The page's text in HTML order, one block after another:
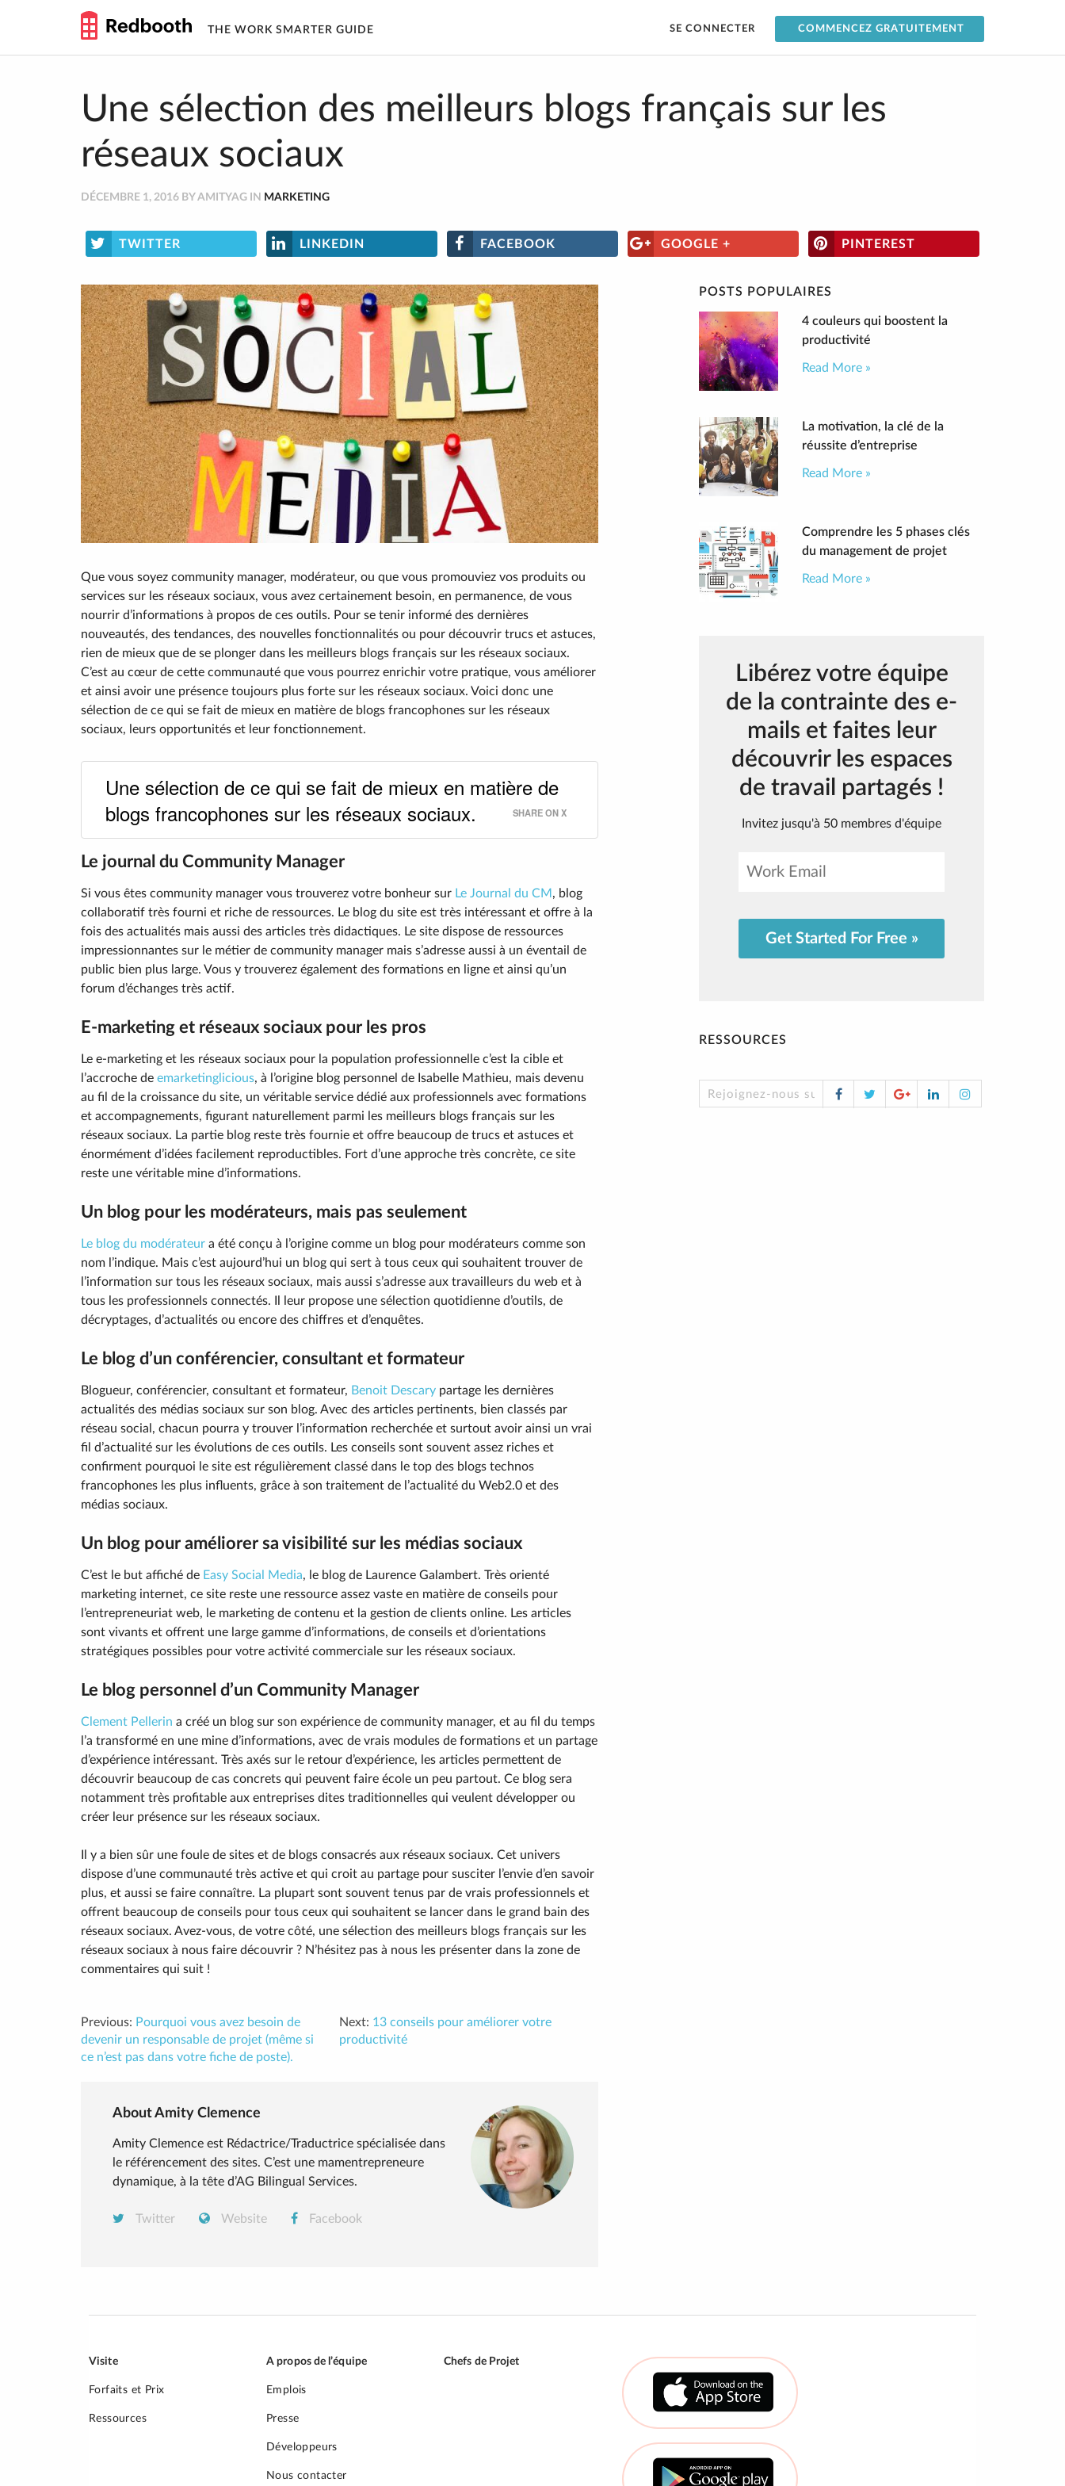
THE WORK SMARTER GUIDE SE CONNECTER COMMENCEZ GRATUITEMENT
Une sélection des meilleurs blogs français sur les
réseaux sociaux
DÉCEMBRE 1, 2016 BY AMITYAG IN MARKETING
TWITTER LINKEDIN FACEBOOK GOOGLE + PINTEREST
Que vous soyez community manager, modérateur, ou que vous promouviez vos produits ou
services sur les réseaux sociaux, vous avez certainement besoin, en permanence, de vous
nourrir d’informations à propos de ces outils. Pour se tenir informé des dernières
nouveautés, des tendances, des nouvelles fonctionnalités ou pour découvrir trucs et astuces,
rien de mieux que de se plonger dans les meilleurs blogs français sur les réseaux sociaux.
C’est au cœur de cette communauté que vous pourrez enrichir votre pratique, vous améliorer
et ainsi avoir une présence toujours plus forte sur les réseaux sociaux. Voici donc une
sélection de ce qui se fait de mieux en matière de blogs francophones sur les réseaux
sociaux, leurs opportunités et leur fonctionnement.
Une sélection de ce qui se fait de mieux en matière de
blogs francophones sur les réseaux sociaux.
SHARE ON X
Le journal du Community Manager
Si vous êtes community manager vous trouverez votre bonheur sur Le Journal du CM , blog
collaboratif très fourni et riche de ressources. Le blog du site est très intéressant et offre à la
fois des actualités mais aussi des articles très didactiques. Le site dispose de ressources
impressionnantes sur le métier de community manager mais s’adresse aussi à un éventail de
public bien plus large. Vous y trouverez également des formations en ligne et ainsi qu’un
forum d’échanges très actif.
E-marketing et réseaux sociaux pour les pros
Le e-marketing et les réseaux sociaux pour la population professionnelle c’est la cible et
l’accroche de emarketinglicious, à l’origine blog personnel de Isabelle Mathieu, mais devenu
au fil de la croissance du site, un véritable service dédié aux professionnels avec formations
et accompagnements, figurant naturellement parmi les meilleurs blogs français sur les
réseaux sociaux. La partie blog reste très fournie et offre beaucoup de trucs et astuces et
énormément d’idées facilement reproductibles. Fort d’une approche très concrète, ce site
reste une véritable mine d’informations.
Un blog pour les modérateurs, mais pas seulement
Le blog du modérateur a été conçu à l’origine comme un blog pour modérateurs comme son
nom l’indique. Mais c’est aujourd’hui un blog qui sert à tous ceux qui souhaitent trouver de
l’information sur tous les réseaux sociaux, mais aussi s’adresse aux travailleurs du web et à
tous les professionnels connectés. Il leur propose une sélection quotidienne d’outils, de
décryptages, d’actualités ou encore des chiffres et d’enquêtes.
Le blog d’un conférencier, consultant et formateur
Blogueur, conférencier, consultant et formateur, Benoit Descary partage les dernières
actualités des médias sociaux sur son blog. Avec des articles pertinents, bien classés par
réseau social, chacun pourra y trouver l’information recherchée et surtout avoir ainsi un vrai
fil d’actualité sur les évolutions de ces outils. Les conseils sont souvent assez riches et
confirment pourquoi le site est régulièrement classé dans le top des blogs technos
francophones les plus influents, grâce à son traitement de l’actualité du Web2.0 et des
médias sociaux.
Un blog pour améliorer sa visibilité sur les médias sociaux
C’est le but affiché de Easy Social Media, le blog de Laurence Galambert. Très orienté
marketing internet, ce site reste une ressource assez vaste en matière de conseils pour
l’entrepreneuriat web, le marketing de contenu et la gestion de clients online. Les articles
sont vivants et offrent une large gamme d’informations, de conseils et d’orientations
stratégiques possibles pour votre activité commerciale sur les réseaux sociaux.
Le blog personnel d’un Community Manager
Clement Pellerin a créé un blog sur son expérience de community manager, et au fil du temps
l’a transformé en une mine d’informations, avec de vrais modules de formations et un partage
d’expérience intéressant. Très axés sur le retour d’expérience, les articles permettent de
découvrir beaucoup de cas concrets qui peuvent faire école un peu partout. Ce blog sera
notamment très profitable aux entreprises dites traditionnelles qui veulent développer ou
créer leur présence sur les réseaux sociaux.
Il y a bien sûr une foule de sites et de blogs consacrés aux réseaux sociaux. Cet univers
dispose d’une communauté très active et qui croit au partage pour susciter l’envie d’en savoir
plus, et aussi se faire connaître. La plupart sont souvent tenus par de vrais professionnels et
offrent beaucoup de conseils pour tous ceux qui souhaitent se lancer dans le grand bain des
réseaux sociaux. Avez-vous, de votre côté, une sélection des meilleurs blogs français sur les
réseaux sociaux à nous faire découvrir ? N’hésitez pas à nous les présenter dans la zone de
commentaires qui suit !
Previous: Pourquoi vous avez besoin de
devenir un responsable de projet (même si
ce n’est pas dans votre fiche de poste).
Next: 13 conseils pour améliorer votre
productivité
About Amity Clemence
Amity Clemence est Rédactrice/Traductrice spécialisée dans
le référencement des sites. C’est une mamentrepreneure
dynamique, à la tête d’AG Bilingual Services.
Twitter Website Facebook
POSTS POPULAIRES
4 couleurs qui boostent la
productivité
Read More »
La motivation, la clé de la
réussite d’entreprise
Read More »
Comprendre les 5 phases clés
du management de projet
Read More »
Libérez votre équipe
de la contrainte des e-
mails et faites leur
découvrir les espaces
de travail partagés !
Invitez jusqu'à 50 membres d'équipe
Get Started For Free »
RESSOURCES
Rejoignez-nous sur les réseaux sociaux !
FacebookTwitterGoogle
Plus
LinkedInInstagram
Visite
Forfaits et Prix
Ressources
A propos de l’équipe
Emplois
Presse
Développeurs
Nous contacter
Chefs de Projet